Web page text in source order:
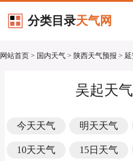
分类目录天气网
网站首页 > 国内天气 > 陕西天气预报 > 延
吴起天
今天天气 明天天气
10天天气 15日天气